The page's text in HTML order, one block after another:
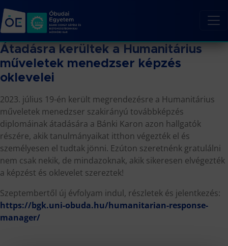
Átadásra kerültek a Humanitárius
műveletek menedzser képzés
oklevelei
2023. július 19-én került megrendezésre a Humanitárius
műveletek menedzser szakirányú továbbképzés
diplomáinak átadására a Bánki Karon azon hallgatók
részére, akik tanulmányaikat itthon végezték el és
személyesen el tudtak jönni. Ezúton szeretnénk gratulálni
nem csak nekik, de mindazoknak, akik sikeresen elvégezték
a képzést és oklevelet szereztek!
Szeptembertől új évfolyam indul, részletek és jelentkezés:
https://bgk.uni-obuda.hu/humanitarian-response-
manager/